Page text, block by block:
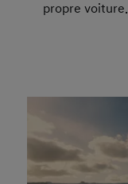
propre voiture.